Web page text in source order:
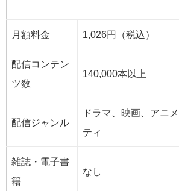
月額料金 1,026円（税込）
配信コンテン
ツ数
140,000本以上
配信ジャンル
ドラマ、映画、アニ
ティ
雑誌・電子書
籍
なし